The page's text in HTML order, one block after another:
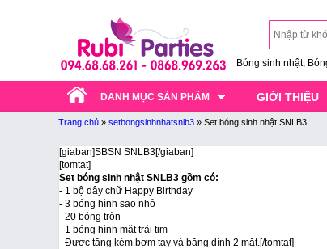
Bóng sinh nhật,
DANH MỤC SẢN PHẨM GIỚI THIỆU
Trang chủ » setbongsinhnhatsnlb3 » Set bóng sinh nhật SNLB3
[giaban]SBSN SNLB3[/giaban]
[tomtat]
Set bóng sinh nhật SNLB3 gồm có:
- 1 bộ dây chữ Happy Birthday
- 3 bóng hình sao nhỏ
- 20 bóng tròn
- 1 bóng hình mặt trái tim
- Được tặng kèm bơm tay và băng dính 2 mặt.[/tomtat]